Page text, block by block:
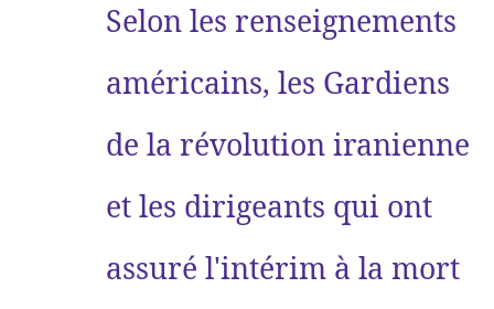
Selon les renseignements
américains, les Gardiens
de la révolution iranienne
et les dirigeants qui ont
assuré l'intérim à la mort